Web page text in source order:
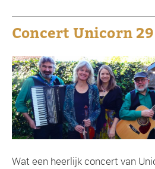
Concert Unicorn
Wat een heerlijk concert van